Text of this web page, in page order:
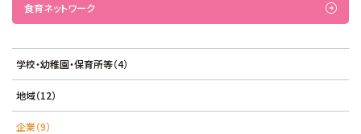
食育ネットワーク
学校・幼稚園・保育所等（4）
地域（12）
企業（9）